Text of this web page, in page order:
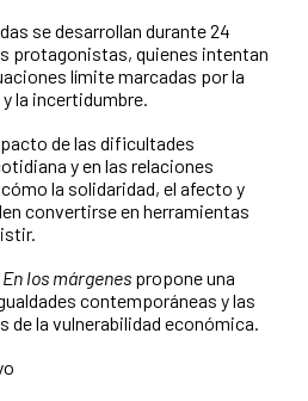
se desarrollan durante 24
protagonistas, quienes intentan
límite marcadas por la
la incertidumbre.
de las dificultades
y en las relaciones
la solidaridad, el afecto y
convertirse en herramientas
En los márgenes propone una
contemporáneas y las
de la vulnerabilidad económica.